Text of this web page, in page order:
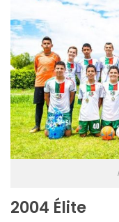
2004 Élite